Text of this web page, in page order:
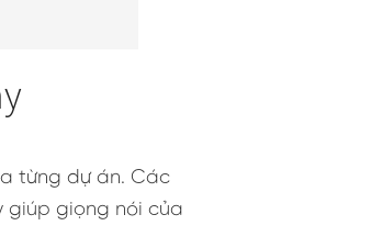
từng dự án. Các
giúp giọng nói của